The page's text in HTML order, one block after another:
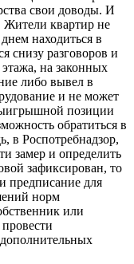
свои доводы. И
квартир не
находиться в
снизу разговоров и
на законных
либо вывел в
и не может
позиции
обратиться в
в Роспотребнадзор,
замер и определить
зафиксирован, то
предписание для
норм
или